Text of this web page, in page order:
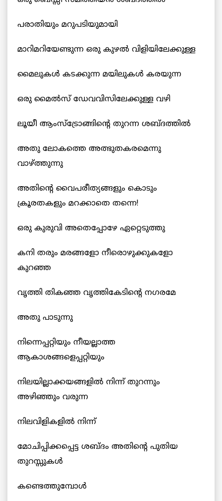
പരാതിയും മറുപടിയുമായി
മാറിമറിയേണ്ടുന്ന ഒരു കുഴല്‍ വിളിയിലേക്കുള്ള
മൈലുകള്‍ കടക്കുന്ന മയിലുകള്‍ കരയുന്ന
ഒരു മൈല്‍സ് ഡേവവിസിലേക്കുള്ള വഴി
ലൂയീ ആംസ്ട്രോങ്ങിന്‍റെ തുറന്ന ശബ്ദത്തില്‍
അതു ലോകത്തെ അത്ഭുതകരമെന്നു
വാഴ്ത്തുന്നു
അതിന്‍റെ വൈപരീത്യങ്ങളും കൊടും
ക്രൂരതകളും മറക്കാതെ തന്നെ!
ഒരു കുരുവി അതെപ്പോഴേ ഏറ്റെടുത്തു
കനി തരും മരങ്ങളോ നീരൊഴുക്കുകളോ
കുറഞ്ഞ
വൃത്തി തികഞ്ഞ വൃത്തികേടിന്‍റെ നഗരമേ
അതു പാടുന്നു
നിന്നെപ്പറ്റിയും നീയല്ലാത്ത
ആകാശങ്ങളെപ്പറ്റിയും
നിലയില്ലാക്കയങ്ങളില്‍ നിന്ന് തുറന്നും
അഴിഞ്ഞും വരുന്ന
നിലവിളികളില്‍ നിന്ന്
മോചിപ്പിക്കപ്പെട്ട ശബ്ദം അതിന്‍റെ പുതിയ
തുറസ്സുകള്‍
കണ്ടെത്തുമ്പോള്‍